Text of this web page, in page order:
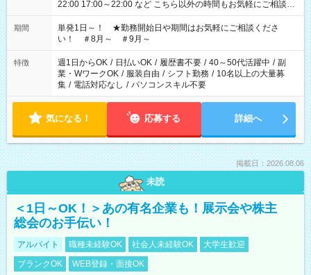
22:00 17:00～22:00 など こちら以外の時間もお気軽にご相談く
ださい！
期間
単発1日～！ ★勤務開始日や期間はお気軽にご相談くださ
い！ ＃8月～ ＃9月～
特徴 週1日からOK / 日払いOK / 履歴書不要 / 40～50代活躍中 / 副
業・WワークOK / 服装自由 / シフト勤務 / 10名以上の大量募
集 / 電話対応なし / パソコンスキル不要
気になる！ 応募する 詳細へ
掲載日：2026.08.06
未読
＜1日～OK！＞あの有名企業も！展示会や株主
総会のお手伝い！
アルバイト 職種未経験OK 社会人未経験OK
大学生歓迎
ブランクOK
WEB登録・面接OK